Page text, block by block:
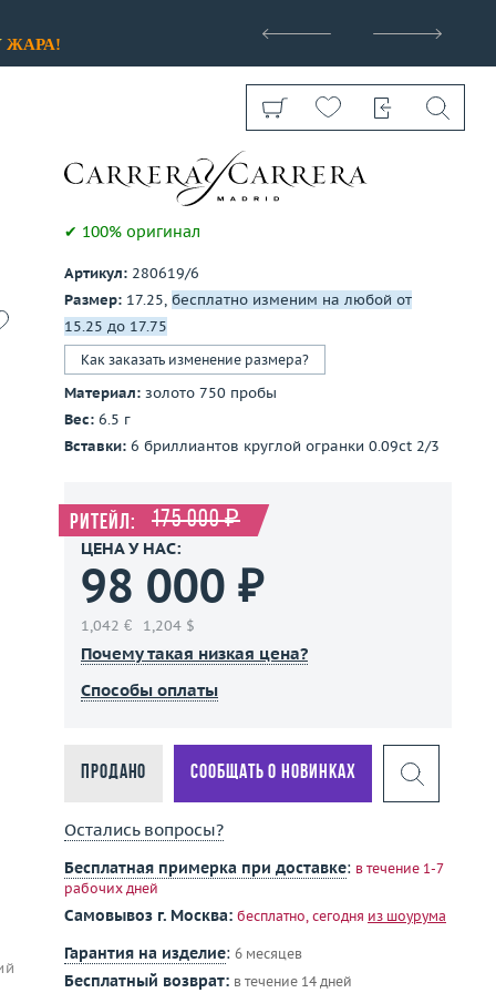
ЖАРА!
Показать все
✔ 100% оригинал
Артикул: 280619/6
Размер: 17.25, бесплатно изменим на любой от
15.25 до 17.75
Как заказать изменение размера?
Материал: золото 750 пробы
Вес: 6.5 г
Вставки: 6 бриллиантов круглой огранки 0.09ct 2/3
Ритейл: 175 000 ₽
ЦЕНА У НАС:
98 000 ₽
1,042 € 1,204 $
Почему такая низкая цена?
Способы оплаты
Продано Сообщать о новинках
Остались вопросы?
Бесплатная примерка при доставке: в течение 1-7
рабочих дней
Самовывоз г. Москва: бесплатно, сегодня из шоурума
Гарантия на изделие: 6 месяцев
Бесплатный возврат: в течение 14 дней